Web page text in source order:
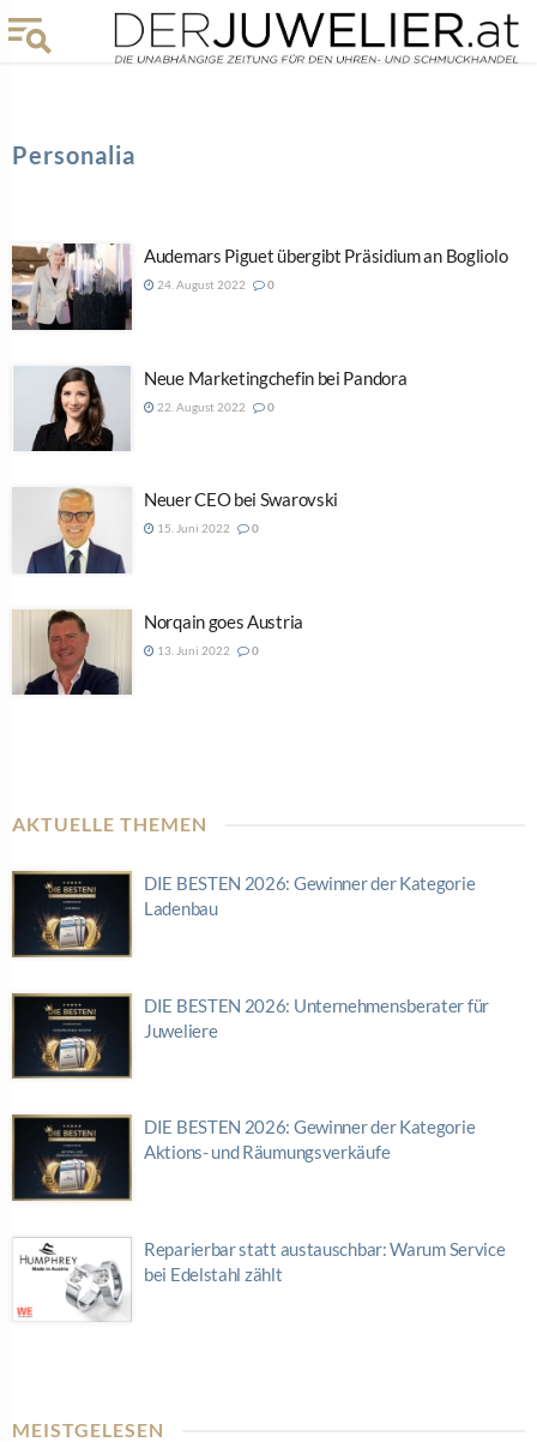
Personalia
Audemars Piguet übergibt Präsidium an Bogliolo
24. August 2022 0
Neue Marketingchefin bei Pandora
22. August 2022 0
Neuer CEO bei Swarovski
15. Juni 2022 0
Norqain goes Austria
13. Juni 2022 0
AKTUELLE THEMEN
DIE BESTEN 2026: Gewinner der Kategorie
Ladenbau
DIE BESTEN 2026: Unternehmensberater für
Juweliere
DIE BESTEN 2026: Gewinner der Kategorie
Aktions- und Räumungsverkäufe
Reparierbar statt austauschbar: Warum Service
bei Edelstahl zählt
MEISTGELESEN